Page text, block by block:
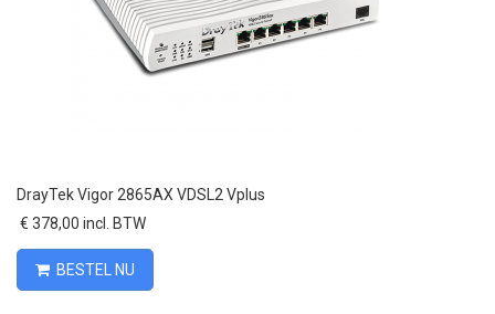
DrayTek Vigor 2865AX VDSL2 Vplus
€ 378,00 incl. BTW
BESTEL NU